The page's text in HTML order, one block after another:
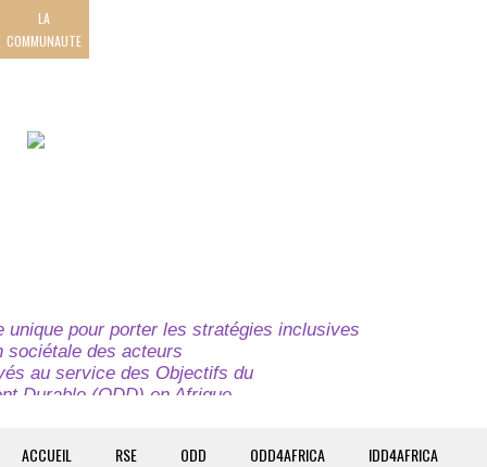
LA
COMMUNAUTE
unique pour porter les stratégies inclusives
sociétale des acteurs
au service des Objectifs du
Durable (ODD) en Afrique.
ACCUEIL RSE ODD ODD4AFRICA IDD4AFRICA